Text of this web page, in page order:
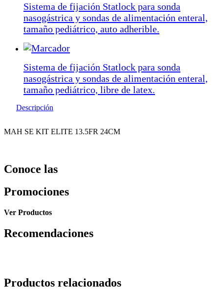
Sistema de fijación Statlock para sonda
nasogástrica y sondas de alimentación enteral,
tamaño pediátrico, auto adherible.
Sistema de fijación Statlock para sonda
nasogástrica y sondas de alimentación enteral,
tamaño pediátrico, libre de latex.
Descripción
MAH SE KIT ELITE 13.5FR 24CM
Conoce las
Promociones
Ver Productos
Recomendaciones
Productos relacionados